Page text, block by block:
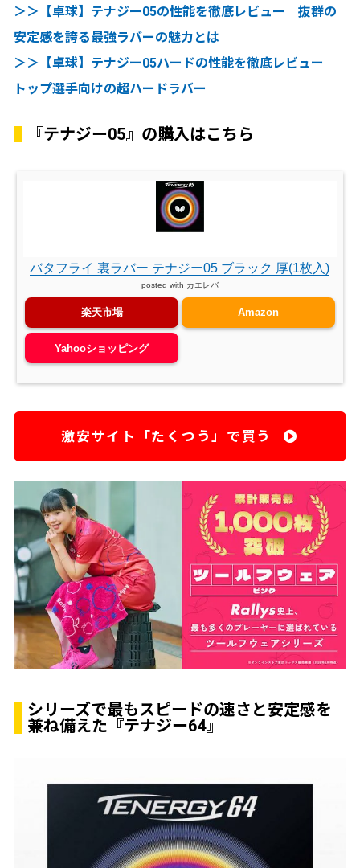
＞＞【卓球】テナジー05の性能を徹底レビュー 抜群の
安定感を誇る最強ラバーの魅力とは
＞＞【卓球】テナジー05ハードの性能を徹底レビュー
トップ選手向けの超ハードラバー
『テナジー05』の購入はこちら
バタフライ 裏ラバー テナジー05 ブラック 厚(1枚入)
posted with カエレバ
楽天市場 Amazon
Yahooショッピング
激安サイト「たくつう」で買う
シリーズで最もスピードの速さと安定感を
兼ね備えた『テナジー64』